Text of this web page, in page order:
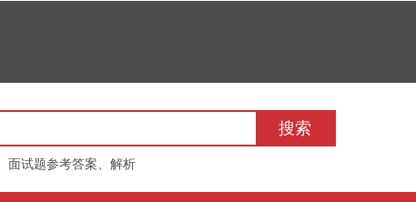
搜索
面试题参考答案、解析